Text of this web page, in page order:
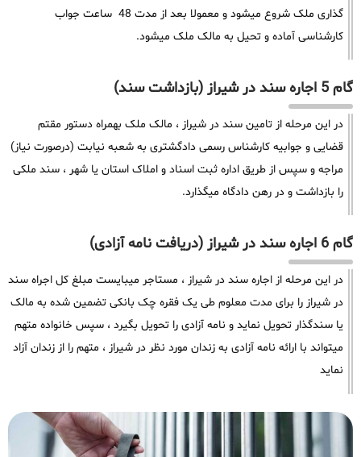
گذاری ملک شروع میشود و معمولا بعد از مدت 48 ساعت جواب
کارشناسی آماده و تحیل به مالک ملک میشود.
گام 5 اجاره سند در شیراز (بازداشت سند)
در این مرحله از تامین سند در شیراز ، مالک ملک بهمراه دستور مقتم
قضایی و جوابیه کارشناس رسمی دادگشتری به شعبه نیابت (درصورت نیاز)
مراجه و سپس از طریق اداره ثبت اسناد و املاک استان یا شهر ، سند ملکی
را بازداشت و در رهن دادگاه میگذارد.
گام 6 اجاره سند در شیراز (دریافت نامه آزادی)
در این مرحله از اجاره سند در شیراز ، مستاجر میبایست مبلغ کل اجراه سند
در شیراز را برای مدت معلوم طی یک فقره چک بانکی تضمین شده به مالک
یا سندگذار تحویل نماید و نامه آزادی را تحویل بگیرد ، سپس خانواده متهم
میتواند با ارائه نامه آزادی به زندان مورد نظر در شیراز ، متهم را از زندان آزاد
نماید